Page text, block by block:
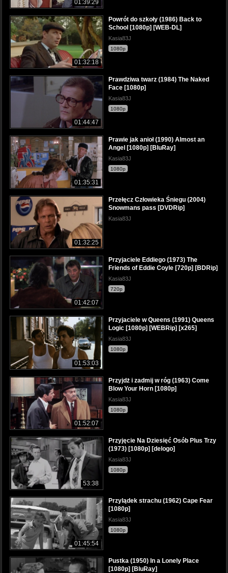
01:39:29
01:32:18
Powrót do szkoły (1986) Back to
School [1080p] [WEB-DL]
Kasia83J
1080p
01:44:47
Prawdziwa twarz (1984) The Naked
Face [1080p]
Kasia83J
1080p
01:35:31
Prawie jak anioł (1990) Almost an
Angel [1080p] [BluRay]
Kasia83J
1080p
01:32:25
Przełęcz Człowieka Śniegu (2004)
Snowmans pass [DVDRip]
Kasia83J
01:42:07
Przyjaciele Eddiego (1973) The
Friends of Eddie Coyle [720p] [BDRip]
Kasia83J
720p
01:53:03
Przyjaciele w Queens (1991) Queens
Logic [1080p] [WEBRip] [x265]
Kasia83J
1080p
01:52:07
Przyjdż i zadmij w róg (1963) Come
Blow Your Horn [1080p]
Kasia83J
1080p
53:38
Przyjęcie Na Dziesięć Osób Plus Trzy
(1973) [1080p] [delogo]
Kasia83J
1080p
01:45:54
Przylądek strachu (1962) Cape Fear
[1080p]
Kasia83J
1080p
Pustka (1950) In a Lonely Place
[1080p] [BluRay]